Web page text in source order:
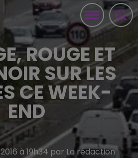
ROUGE ET
SUR LES
CE WEEK-
END
à 19h34 par La rédaction